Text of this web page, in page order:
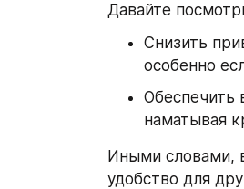
Давайте
Снизить
особенно
Обеспечить
наматывая
Иными словами,
удобство для